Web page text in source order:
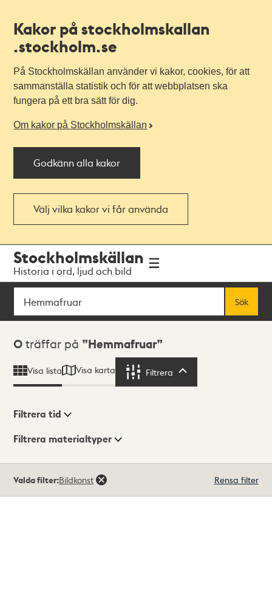
Kakor på stockholmskallan
.stockholm.se
På Stockholmskällan använder vi kakor, cookies, för att
sammanställa statistik och för att webbplatsen ska
fungera på ett bra sätt för dig.
Om kakor på Stockholmskällan
Godkänn alla kakor
Välj vilka kakor vi får använda
navigationen
huvudinnehållet
Stockholmskällan
Historia i ord, ljud och bild
Sök
Sök
Sökresultat
0 träffar på Hemmafruar
Visa lista Visa karta Filtrera
Visningsläge
Filtrera tid
Filtrera materialtyper
träffar
Valda filter:Bildkonst Rensa filter